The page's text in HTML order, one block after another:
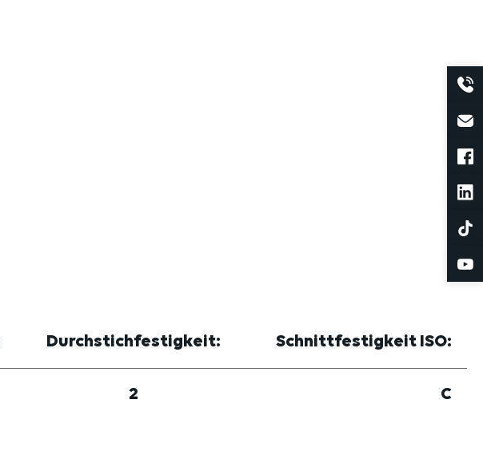
Durchstichfestigkeit: Schnittfestigkeit ISO:
2 C